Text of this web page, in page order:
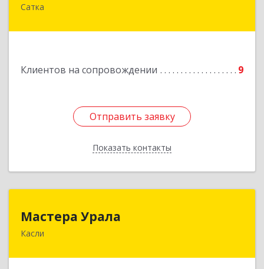
Сатка
Клиентов на сопровождении 9
Отправить заявку
Показать контакты
456910, Челябинская обл, Сатка г, Солнечная ул,
Отправить заявку
Назад
Мастера Урала
Касли456830, Челябинская обл., г. Касли, ул. Карла